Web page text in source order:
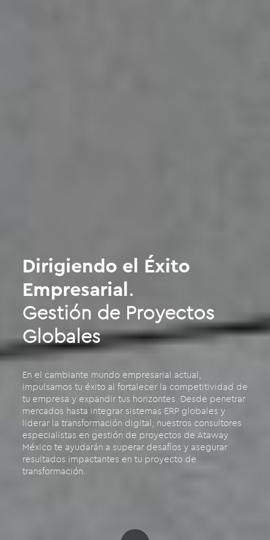
Dirigiendo el Éxito
Empresarial.
Gestión de Proyectos
Globales
En el cambiante mundo empresarial actual,
impulsamos tu éxito al fortalecer la competitividad de
tu empresa y expandir tus horizontes. Desde penetrar
mercados hasta integrar sistemas ERP globales y
liderar la transformación digital, nuestros consultores
especialistas en gestión de proyectos de Ataway
México te ayudarán a superar desafíos y asegurar
resultados impactantes en tu proyecto de
transformación.